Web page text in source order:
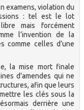
examens, violation du
: tel est le lot
mais forcément
l’invention de la
comme celles d’une
la mise mort finale
d’amendes qui ne
afin que leurs
les clés sous la
derrière une